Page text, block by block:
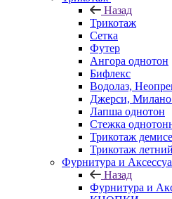
Назад
Трикотаж
Сетка
Футер
Ангора однотон
Бифлекс
Водолаз,
Джерси, Милано
Лапша однотон
Стежка
Трикотаж
Трикотаж летний
Фурнитура и
Назад
Фурнитура и